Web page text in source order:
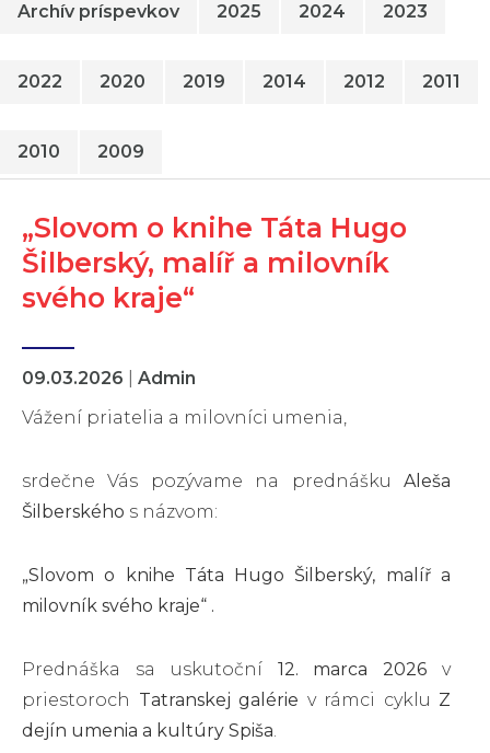
Archív príspevkov 2025 2024 2023
2022 2020 2019 2014 2012 2011
2010 2009
„Slovom o knihe Táta Hugo
Šilberský, malíř a milovník
svého kraje“
09.03.2026
Admin
Vážení priatelia a milovníci umenia,
srdečne Vás pozývame na prednášku Aleša
Šilberského s názvom:
„Slovom o knihe Táta Hugo Šilberský, malíř a
milovník svého kraje“ .
Prednáška sa uskutoční 12. marca 2026 v
priestoroch Tatranskej galérie v rámci cyklu Z
dejín umenia a kultúry Spiša.